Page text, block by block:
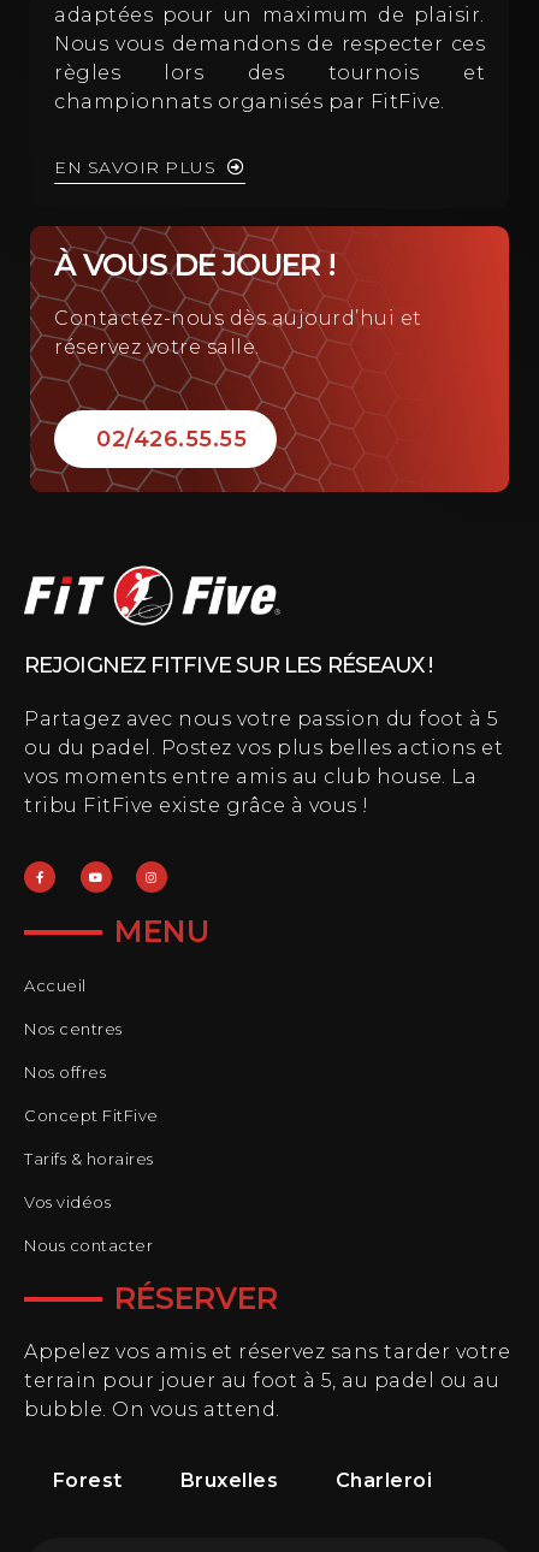
adaptées pour un maximum de plaisir.
Nous vous demandons de respecter ces
règles lors des tournois et
championnats organisés par FitFive.
EN SAVOIR PLUS
À VOUS DE JOUER !
Contactez-nous dès aujourd’hui et
réservez votre salle.
02/426.55.55
REJOIGNEZ FITFIVE SUR LES RÉSEAUX !
Partagez avec nous votre passion du foot à 5
ou du padel. Postez vos plus belles actions et
vos moments entre amis au club house. La
tribu FitFive existe grâce à vous !
MENU
Accueil
Nos centres
Nos offres
Concept FitFive
Tarifs & horaires
Vos vidéos
Nous contacter
RÉSERVER
Appelez vos amis et réservez sans tarder votre
terrain pour jouer au foot à 5, au padel ou au
bubble. On vous attend.
Forest Bruxelles Charleroi